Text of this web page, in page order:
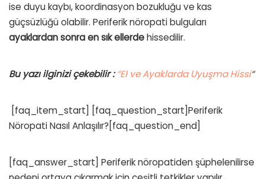
ise duyu kaybı, koordinasyon bozukluğu ve kas
güçsüzlüğü olabilir. Periferik nöropati bulguları
ayaklardan sonra en sık ellerdehissedilir.
Bu yazı ilginizi çekebilir : “El ve Ayaklarda Uyuşma Hissi“
[faq_item_start] [faq_question_start]Periferik
Nöropati Nasıl Anlaşılır?[faq_question_end]
[faq_answer_start] Periferik nöropatiden şüphelenilirse